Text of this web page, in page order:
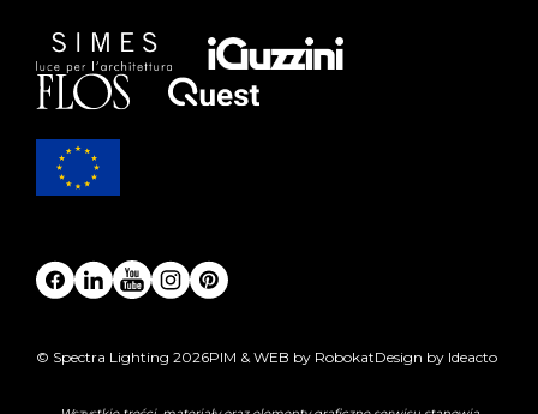
© Spectra Lighting 2026PIM & WEB by RobokatDesign by Ideacto